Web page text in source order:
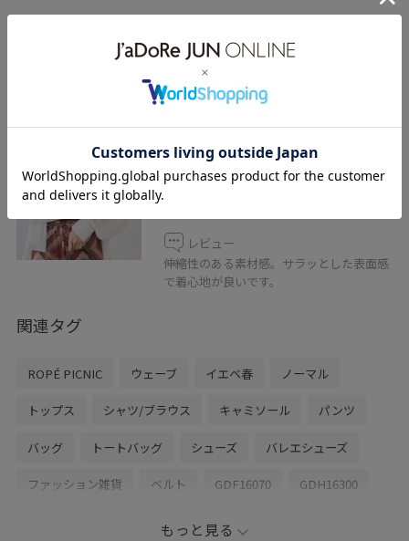
コーディネートのワンポイントに。
キャミソール/接触冷感・抗菌防臭
ダークブラウン / F
レビュー
伸縮性のある素材感。サラッとした表面感
で着心地が良いです。
関連タグ
ROPÉ PICNIC ウェーブ イエベ春 ノーマル
トップス シャツ/ブラウス キャミソール パンツ
バッグ トートバッグ シューズ バレエシューズ
ファッション雑貨 ベルト GDF16070 GDH16300
GIW16000
もっと見る